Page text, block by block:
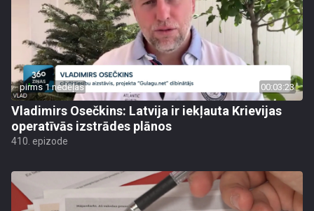
pirms 1 nedēļas 00:03:23
Vladimirs Osečkins: Latvija ir iekļauta Krievijas
operatīvās izstrādes plānos
410. epizode